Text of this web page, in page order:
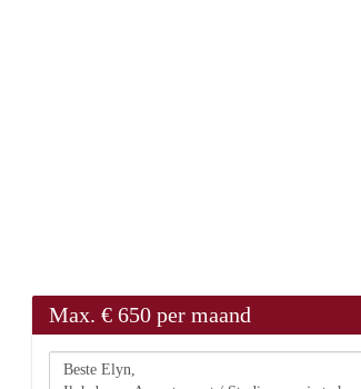
van KamerNijmegen?
makelaarsvergoeding/bemiddelingsvergoeding?
voor de aangeboden Kamer / Kamers
Max. € 650 per maand